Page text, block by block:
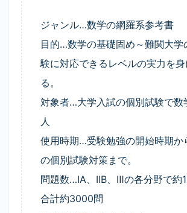
ジャンル…数学の網羅系参考書
目的…数学の基礎固め～難関大学
験に対応できるレベルの実力を
る。
対象者…大学入試の個別試験で数
人
使用時期…受験勉強の開始時期か
の個別試験対策まで。
問題数…ⅠA、ⅡB、Ⅲの各分野で約
合計約3000問